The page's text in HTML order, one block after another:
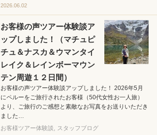
2026.06.02
お客様の声ツアー体験談ア
ップしました！（マチュピ
チュ＆ナスカ＆ウマンタイ
レイク＆レインボーマウン
テン周遊１２日間）
お客様の声ツアー体験談アップしました！ 2026年5月
にペルーをご旅行されたお客様（50代女性お一人旅）
より、ご旅行のご感想と素敵なお写真をお送りいただき
ました…
お客様ツアー体験談
スタッフブログ